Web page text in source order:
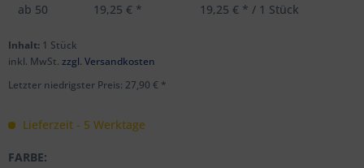
ab 50 19,25 € * 19,25 € * / 1 Stück
Inhalt: 1 Stück
inkl. MwSt. zzgl. Versandkosten
Letzter niedrigster Preis: 27,90 € *
Lieferzeit - 5 Werktage
FARBE: